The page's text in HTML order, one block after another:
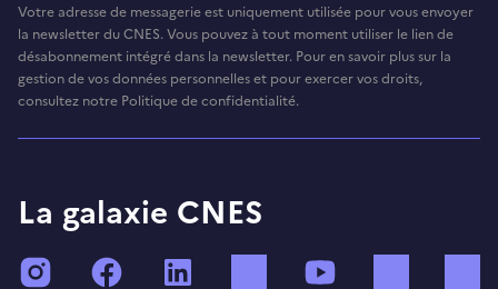
Votre adresse de messagerie est uniquement utilisée pour vous envoyer
la newsletter du CNES. Vous pouvez à tout moment utiliser le lien de
désabonnement intégré dans la newsletter. Pour en savoir plus sur la
gestion de vos données personnelles et pour exercer vos droits,
consultez notre Politique de confidentialité.
La galaxie CNES
InstagramFacebook TikTok